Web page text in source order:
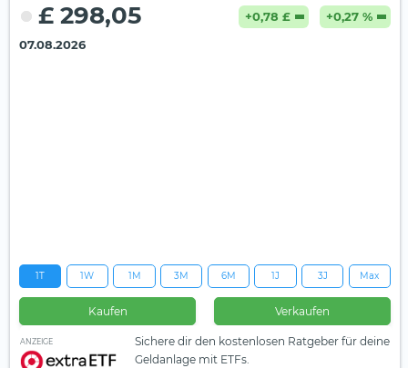
£ 298,05 +0,78 £
+0,27 %
07.08.2026
1T 1W 1M 3M 6M 1J 3J Max
Kaufen Verkaufen
ANZEIGE
Sichere dir den kostenlosen Ratgeber für deine
Geldanlage mit ETFs.